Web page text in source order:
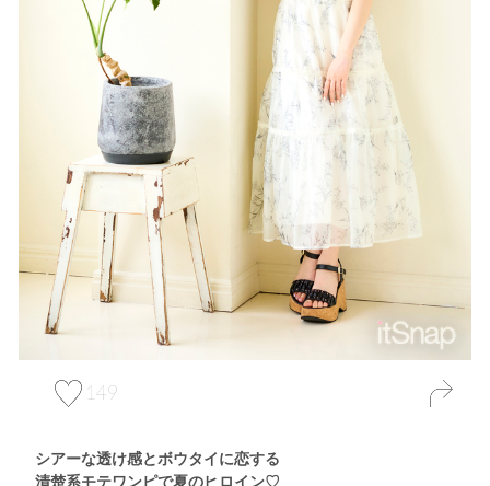
149
シアーな透け感とボウタイに恋する
清楚系モテワンピで夏のヒロイン♡